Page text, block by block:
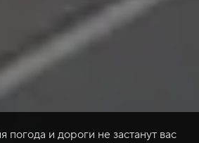
погода и дороги не застанут вас